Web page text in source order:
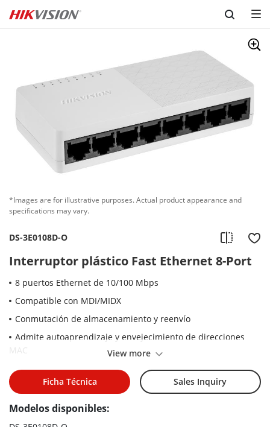
Skip to content
*Images are for illustrative purposes. Actual product appearance and
specifications may vary.
DS-3E0108D-O
Interruptor plástico Fast Ethernet 8-Port
8 puertos Ethernet de 10/100 Mbps
Compatible con MDI/MIDX
Conmutación de almacenamiento y reenvío
Admite autoaprendizaje y envejecimiento de direcciones
Diseño de carrocería simple y compacto
Admite instalación de escritorio y montaje en pared
Plug & Play, fácil de usar
View more
Ficha Técnica Sales Inquiry
Modelos disponibles: